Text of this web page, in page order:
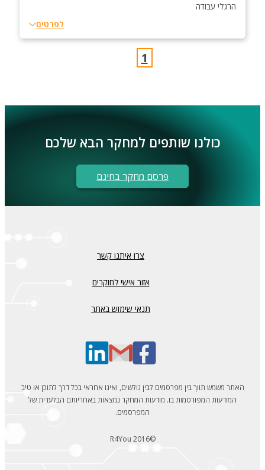
הרגלי עבודה
לפרטים
1
כולנו שותפים למחקר הבא שלכם
פרסם מחקר בחינם
צרו איתנו קשר
אזור אישי לחוקרים
תנאי שימוש באתר
האתר משמש תווך בין מפרסמים לבין גולשים, ואינו אחראי בכל דרך לתוכן או טיב
המודעות המפורסמות בו. מודעות המחקר נמצאות באחריותם הבלעדית של
המפרסמים.
©R4You 2016